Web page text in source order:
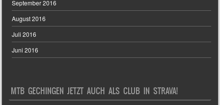
September 2016
August 2016
Juli 2016
Juni 2016
MTB GECHINGEN JETZT AUCH ALS CLUB IN STRAVA!